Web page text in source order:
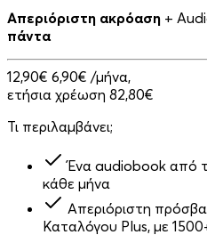
Απεριόριστη ακρόαση +
πάντα
12,90€ 6,90€ /μήνα,
ετήσια χρέωση 82,80€
Τι περιλαμβάνει;
Ένα audiobook από
κάθε μήνα
Απεριόριστη
Καταλόγου Plus, με